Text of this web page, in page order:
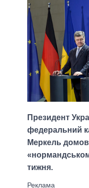
Президент
федеральний
Меркель
тижня.